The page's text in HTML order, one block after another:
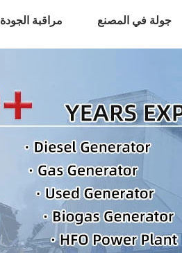
جولة في المصنع مراقبة الجودة